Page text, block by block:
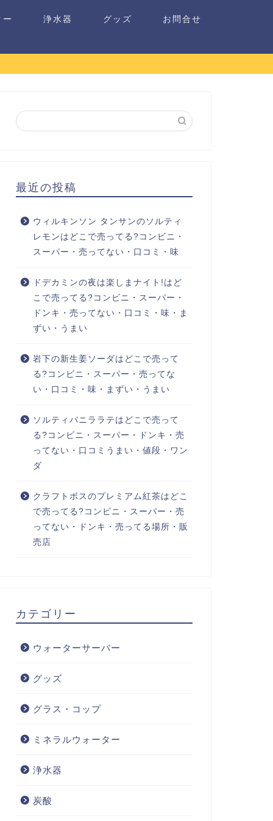
浄水器 グッズ お問合せ
最近の投稿
ウィルキンソン タンサンのソルティ
レモンはどこで売ってる?コンビニ・
スーパー・売ってない・口コミ・味
ドデカミンの夜は楽しまナイト!はど
こで売ってる?コンビニ・スーパー・
ドンキ・売ってない・口コミ・味・ま
ずい・うまい
岩下の新生姜ソーダはどこで売って
る?コンビニ・スーパー・売ってな
い・口コミ・味・まずい・うまい
ソルティバニララテはどこで売って
る?コンビニ・スーパー・ドンキ・売
ってない・口コミうまい・値段・ワン
ダ
クラフトボスのプレミアム紅茶はどこ
で売ってる?コンビニ・スーパー・売
ってない・ドンキ・売ってる場所・販
売店
カテゴリー
ウォーターサーバー
グッズ
グラス・コップ
ミネラルウォーター
浄水器
炭酸